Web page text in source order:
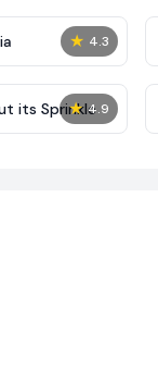
★ 4.3
★ 4.9
its Sprinkle​